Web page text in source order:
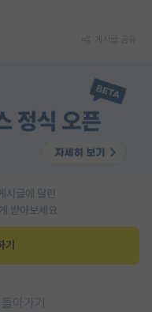
시글에 달린
받아보세요
기
아가기